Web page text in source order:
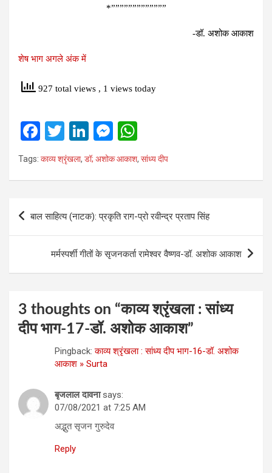
*”””””””””””””
-डॉ. अशोक आकाश
शेष भाग अगले अंक में
927 total views , 1 views today
F
a
ce
o
T
wi
tt
Li
n
ke
n
M
es
se
g
h
at
A
p
p
Tags: काव्य श्रृंखला, डॉ; अशोक आकाश, सांध्य दीप
navigation
बाल साहित्य (नाटक): प्रकृति राग-प्रो रवीन्द्र प्रताप सिंह
मर्मस्पर्शी गीतों के सृजनकर्ता रामेश्वर वैष्णव-डॉ. अशोक आकाश
3 thoughts on “काव्‍य श्रृंखला : सांध्‍य
दीप भाग-17-डॉ. अशोक आकाश”
Pingback:काव्‍य श्रृंखला : सांध्‍य दीप भाग-16-डॉ. अशोक
आकाश » Surta
बृजलाल दावना says:
07/08/2021 at 7:25 AM
अद्भुत सृजन गुरुदेव
Reply